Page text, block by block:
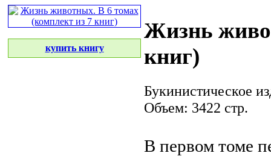
купить книгу
Жизнь
книг)
Букинистическое
Объем: 3422 стр.
В первом томе